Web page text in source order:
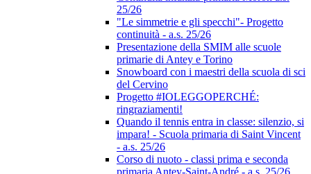
25/26
"Le simmetrie e gli specchi"- Progetto
continuità - a.s. 25/26
Presentazione della SMIM alle scuole
primarie di Antey e Torino
Snowboard con i maestri della scuola di sci
del Cervino
Progetto #IOLEGGOPERCHÉ:
ringraziamenti!
Quando il tennis entra in classe: silenzio, si
impara! - Scuola primaria di Saint Vincent
- a.s. 25/26
Corso di nuoto - classi prima e seconda